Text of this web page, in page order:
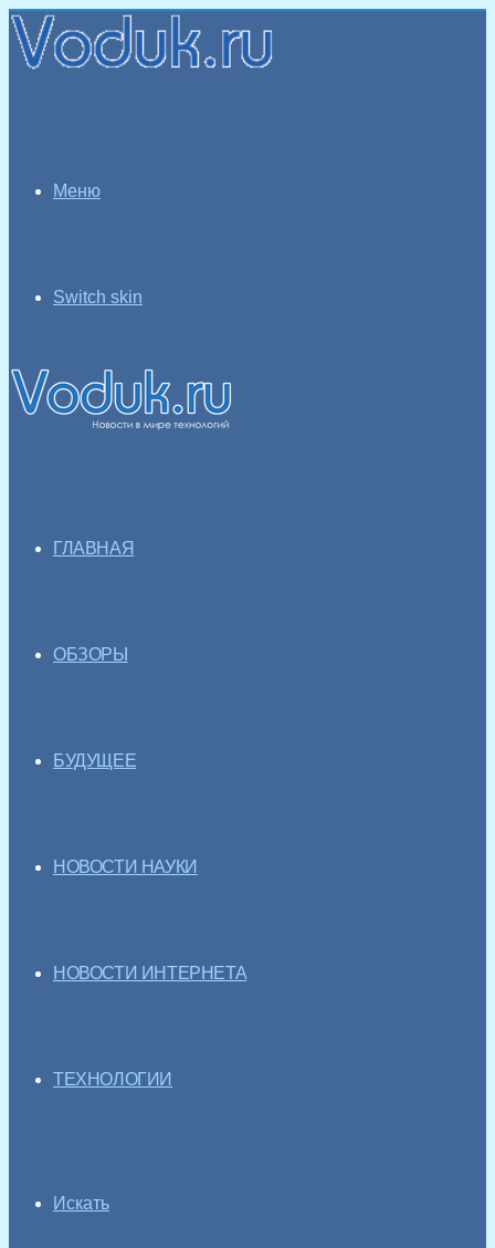
Меню
Switch skin
ГЛАВНАЯ
ОБЗОРЫ
БУДУЩЕЕ
НОВОСТИ НАУКИ
НОВОСТИ ИНТЕРНЕТА
ТЕХНОЛОГИИ
Искать